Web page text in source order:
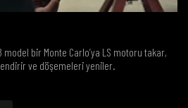
model bir Monte Carlo’ya LS motoru takar,
ve döşemeleri yeniler.